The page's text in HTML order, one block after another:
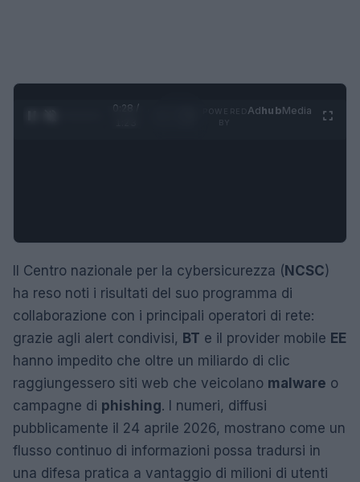
0:29 /
AdhubMedia
Il Centro nazionale per la cybersicurezza (NCSC)
ha reso noti i risultati del suo programma di
collaborazione con i principali operatori di rete:
grazie agli alert condivisi, BT e il provider mobile EE
hanno impedito che oltre un miliardo di clic
raggiungessero siti web che veicolano malware o
campagne di phishing. I numeri, diffusi
pubblicamente il 24 aprile 2026, mostrano come un
flusso continuo di informazioni possa tradursi in
una difesa pratica a vantaggio di milioni di utenti